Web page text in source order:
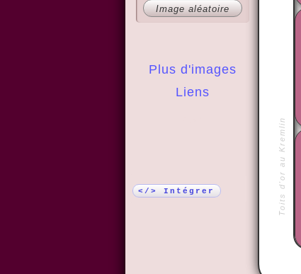
Plus d'images
Liens
Image aléatoire
</> Intégrer Toits d'or au Kremlin